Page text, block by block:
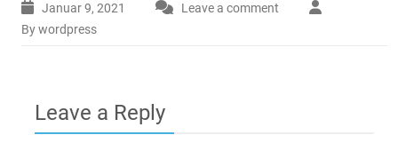
Januar 9, 2021
Leave a comment
By wordpress
Leave a Reply